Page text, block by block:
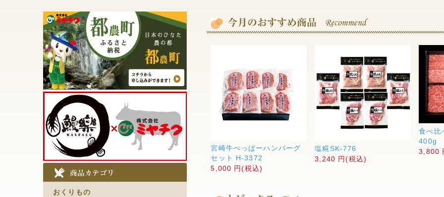
宮崎牛ぺっぱーハンバーグ
セット H-3372
5,000 円(税込)
塩糀SK-776
3,240 円(税込)
食べ
400g
3,800
おくりもの